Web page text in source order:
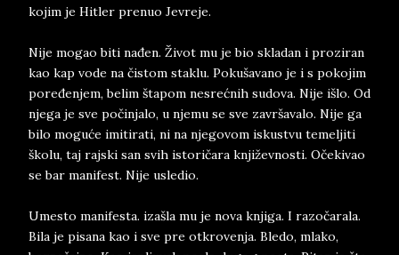
kojim je Hitler prenuo Jevreje.
Nije mogao biti nađen. Život mu je bio skladan i proziran
kao kap vode na čistom staklu. Pokušavano je i s pokojim
poređenjem, belim štapom nesrećnih sudova. Nije išlo. Od
njega je sve počinjalo, u njemu se sve završavalo. Nije ga
bilo moguće imitirati, ni na njegovom iskustvu temeljiti
školu, taj rajski san svih istoričara književnosti. Očekivao
se bar manifest. Nije usledio.
Umesto manifesta. izašla mu je nova knjiga. I razočarala.
Bila je pisana kao i sve pre otkrovenja. Bledo, mlako,